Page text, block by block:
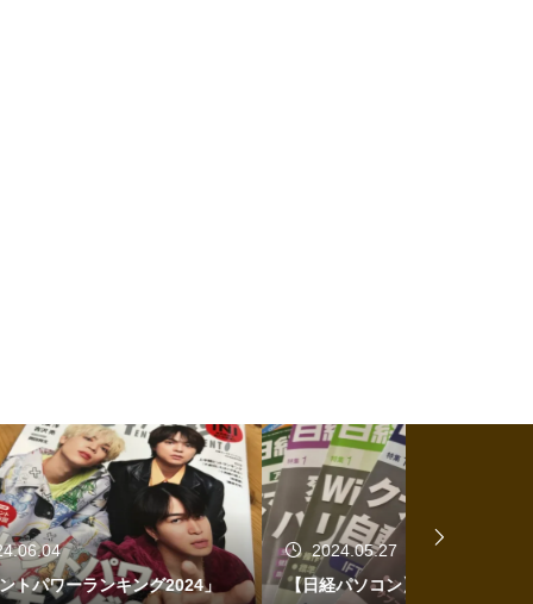
」
2024.05.27
【日経パソコン】（5/27号）【生成AI